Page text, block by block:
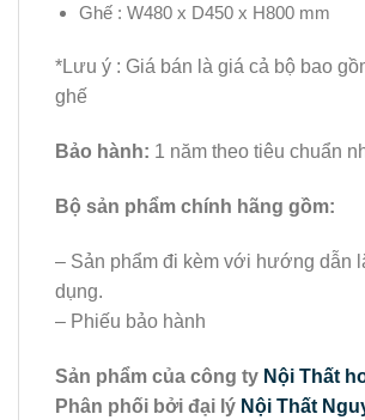
Ghế : W480 x D450 x H800 mm
*Lưu ý : Giá bán là giá cả bộ bao
ghế
Bảo hành: 1 năm theo tiêu chuẩn
Bộ sản phẩm chính hãng gồm:
– Sản phẩm đi kèm với hướng dẫn
dụng.
– Phiếu bảo hành
Sản phẩm của công ty Nội Thất
Phân phối bởi đại lý Nội Thất